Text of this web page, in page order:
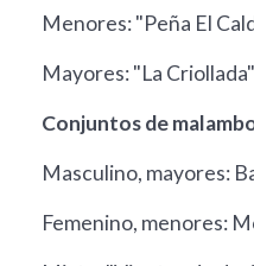
Menores: "Peña El
Mayores: "La Criollada"
Conjuntos de
Masculino, mayores:
Femenino, menores: